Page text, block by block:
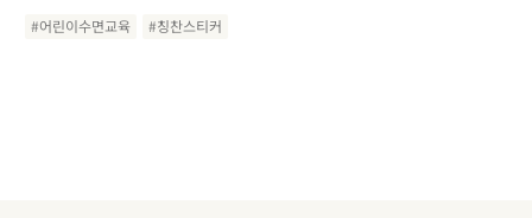
#어린이수면교육 #칭찬스티커